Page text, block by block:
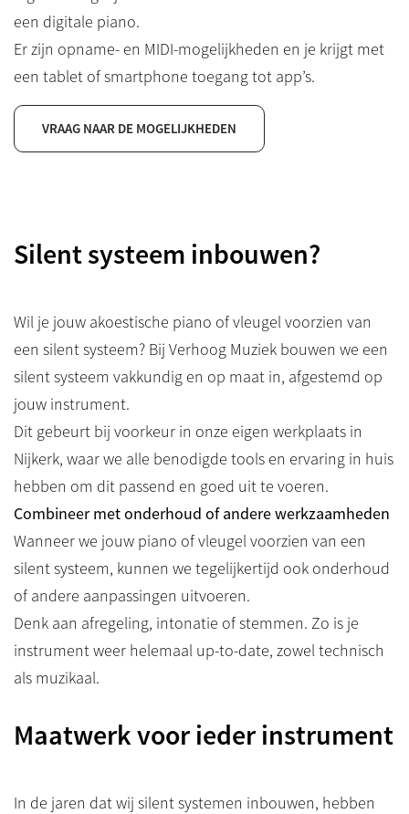
een digitale piano.
Er zijn opname- en MIDI-mogelijkheden en je krijgt met
een tablet of smartphone toegang tot app’s.
VRAAG NAAR DE MOGELIJKHEDEN
Silent systeem inbouwen?
Wil je jouw akoestische piano of vleugel voorzien van
een silent systeem? Bij Verhoog Muziek bouwen we een
silent systeem vakkundig en op maat in, afgestemd op
jouw instrument.
Dit gebeurt bij voorkeur in onze eigen werkplaats in
Nijkerk, waar we alle benodigde tools en ervaring in huis
hebben om dit passend en goed uit te voeren.
Combineer met onderhoud of andere werkzaamheden
Wanneer we jouw piano of vleugel voorzien van een
silent systeem, kunnen we tegelijkertijd ook onderhoud
of andere aanpassingen uitvoeren.
Denk aan afregeling, intonatie of stemmen. Zo is je
instrument weer helemaal up-to-date, zowel technisch
als muzikaal.
Maatwerk voor ieder instrument
In de jaren dat wij silent systemen inbouwen, hebben